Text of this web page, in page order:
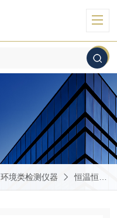
环境类检测仪器 恒温恒湿房